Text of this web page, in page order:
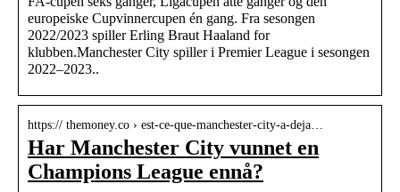
europeiske Cupvinnercupen én gang. Fra sesongen
2022/2023 spiller Erling Braut Haaland for
klubben.Manchester City spiller i Premier League i sesongen
2022–2023..
https:// themoney.co › est-ce-que-manchester-city-a-deja…
Har Manchester City vunnet en
Champions League ennå?